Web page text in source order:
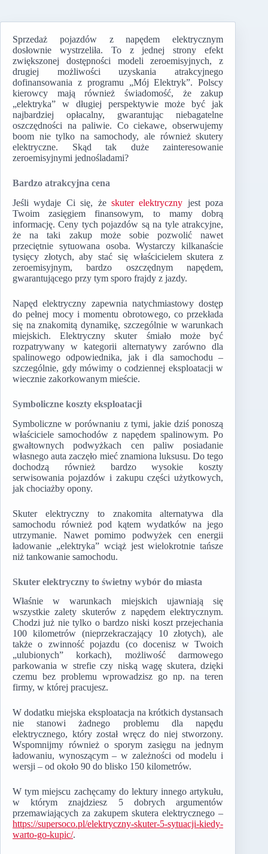
Sprzedaż pojazdów z napędem elektrycznym
dosłownie wystrzeliła. To z jednej strony efekt
zwiększonej dostępności modeli zeroemisyjnych, z
drugiej możliwości uzyskania atrakcyjnego
dofinansowania z programu „Mój Elektryk”. Polscy
kierowcy mają również świadomość, że zakup
„elektryka” w długiej perspektywie może być jak
najbardziej opłacalny, gwarantując niebagatelne
oszczędności na paliwie. Co ciekawe, obserwujemy
boom nie tylko na samochody, ale również skutery
elektryczne. Skąd tak duże zainteresowanie
zeroemisyjnymi jednośladami?
Bardzo atrakcyjna cena
Jeśli wydaje Ci się, żeskuter elektryczny jest poza
Twoim zasięgiem finansowym, to mamy dobrą
informację. Ceny tych pojazdów są na tyle atrakcyjne,
że na taki zakup może sobie pozwolić nawet
przeciętnie sytuowana osoba. Wystarczy kilkanaście
tysięcy złotych, aby stać się właścicielem skutera z
zeroemisyjnym, bardzo oszczędnym napędem,
gwarantującego przy tym sporo frajdy z jazdy.
Napęd elektryczny zapewnia natychmiastowy dostęp
do pełnej mocy i momentu obrotowego, co przekłada
się na znakomitą dynamikę, szczególnie w warunkach
miejskich. Elektryczny skuter śmiało może być
rozpatrywany w kategorii alternatywy zarówno dla
spalinowego odpowiednika, jak i dla samochodu –
szczególnie, gdy mówimy o codziennej eksploatacji w
wiecznie zakorkowanym mieście.
Symboliczne koszty eksploatacji
Symboliczne w porównaniu z tymi, jakie dziś ponoszą
właściciele samochodów z napędem spalinowym. Po
gwałtownych podwyżkach cen paliw posiadanie
własnego auta zaczęło mieć znamiona luksusu. Do tego
dochodzą również bardzo wysokie koszty
serwisowania pojazdów i zakupu części użytkowych,
jak chociażby opony.
Skuter elektryczny to znakomita alternatywa dla
samochodu również pod kątem wydatków na jego
utrzymanie. Nawet pomimo podwyżek cen energii
ładowanie „elektryka” wciąż jest wielokrotnie tańsze
niż tankowanie samochodu.
Skuter elektryczny to świetny wybór do miasta
Właśnie w warunkach miejskich ujawniają się
wszystkie zalety skuterów z napędem elektrycznym.
Chodzi już nie tylko o bardzo niski koszt przejechania
100 kilometrów (nieprzekraczający 10 złotych), ale
także o zwinność pojazdu (co docenisz w Twoich
„ulubionych” korkach), możliwość darmowego
parkowania w strefie czy niską wagę skutera, dzięki
czemu bez problemu wprowadzisz go np. na teren
firmy, w której pracujesz.
W dodatku miejska eksploatacja na krótkich dystansach
nie stanowi żadnego problemu dla napędu
elektrycznego, który został wręcz do niej stworzony.
Wspomnijmy również o sporym zasięgu na jednym
ładowaniu, wynoszącym – w zależności od modelu i
wersji – od około 90 do blisko 150 kilometrów.
W tym miejscu zachęcamy do lektury innego artykułu,
w którym znajdziesz 5 dobrych argumentów
przemawiających za zakupem skutera elektrycznego –
https://supersoco.pl/elektryczny-skuter-5-sytuacji-kiedy-
warto-go-kupic/.